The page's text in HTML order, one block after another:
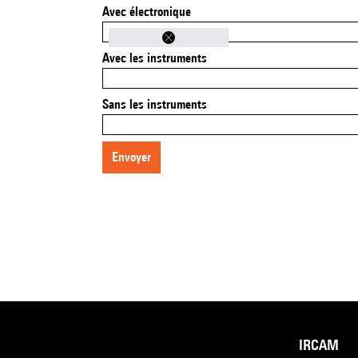
Avec électronique
Avec les instruments
Sans les instruments
envoyer
IRCAM